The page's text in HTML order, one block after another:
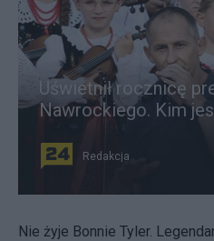
Uświetnił rocznicę
Nawrockiego. Kim
Redakcja
Nie żyje Bonnie Tyler.